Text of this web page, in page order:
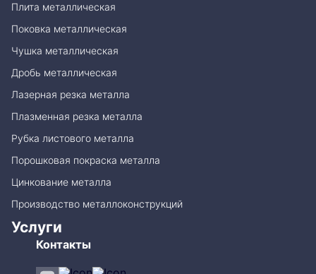
Плита металлическая
Поковка металлическая
Чушка металлическая
Дробь металлическая
Лазерная резка металла
Плазменная резка металла
Рубка листового металла
Порошковая покраска металла
Цинкование металла
Производство металлоконструкций
Услуги
Контакты